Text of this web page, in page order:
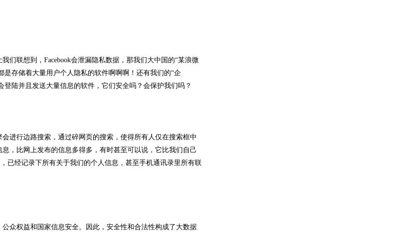
联想到，Facebook会泄漏隐私数据，那我们大中国的“某浪微
存储着大量用户个人隐私的软件啊啊啊！还有我们的“企
陆并且发送大量信息的软件，它们安全吗？会保护我们吗？
行边路搜索，通过碎网页的搜索，使得所有人仅在搜索框中
，比网上发布的信息多得多，有时甚至可以说，它比我们自己
已经记录下所有关于我们的个人信息，甚至手机通讯录里所有联
权益和国家信息安全。因此，安全性和合法性构成了大数据